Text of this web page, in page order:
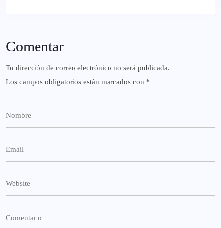
Comentar
Tu dirección de correo electrónico no será publicada.
Los campos obligatorios están marcados con *